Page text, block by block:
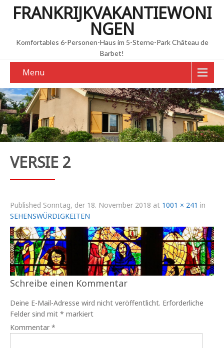
FRANKRIJKVAKANTIEWONI
NGEN
Komfortables 6-Personen-Haus im 5-Sterne-Park Château de
Barbet!
Menu
VERSIE 2
Published Sonntag, der 18. November 2018 at 1001 × 241 in
SEHENSWÜRDIGKEITEN
Schreibe einen Kommentar
Deine E-Mail-Adresse wird nicht veröffentlicht. Erforderliche
Felder sind mit * markiert
Kommentar *